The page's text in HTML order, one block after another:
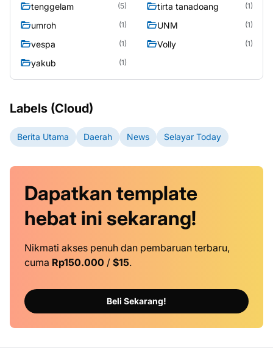
tenggelam (5) tirta tanadoang (1)
umroh (1) UNM (1)
vespa (1) Volly (1)
yakub (1)
Labels (Cloud)
Berita Utama Daerah News Selayar Today
Dapatkan template
hebat ini sekarang!
Nikmati akses penuh dan pembaruan terbaru,
cuma Rp150.000 / $15.
Beli Sekarang!